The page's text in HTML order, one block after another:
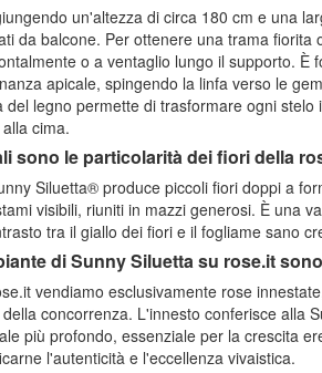
un'altezza di circa 180 cm e una
da balcone. Per ottenere una trama
o a ventaglio lungo il supporto.
apicale, spingendo la linfa verso le
del legno permette di trasformare ogni
cima.
sono le particolarità dei fiori della
Siluetta® produce piccoli fiori doppi a
visibili, riuniti in mazzi generosi. È una
tra il giallo dei fiori e il fogliame sano
di Sunny Siluetta su rose.it
vendiamo esclusivamente rose
concorrenza. L'innesto conferisce alla
più profondo, essenziale per la crescita
l'autenticità e l'eccellenza vivaistica.